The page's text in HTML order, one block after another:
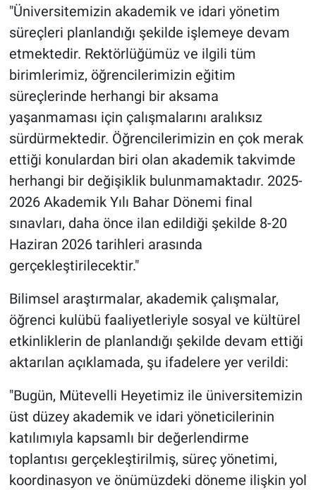
"Üniversitemizin akademik ve idari yönetim
süreçleri planlandığı şekilde işlemeye devam
etmektedir. Rektörlüğümüz ve ilgili tüm
birimlerimiz, öğrencilerimizin eğitim
süreçlerinde herhangi bir aksama
yaşanmaması için çalışmalarını aralıksız
sürdürmektedir. Öğrencilerimizin en çok merak
ettiği konulardan biri olan akademik takvimde
herhangi bir değişiklik bulunmamaktadır. 2025-
2026 Akademik Yılı Bahar Dönemi final
sınavları, daha önce ilan edildiği şekilde 8-20
Haziran 2026 tarihleri arasında
gerçekleştirilecektir."
Bilimsel araştırmalar, akademik çalışmalar,
öğrenci kulübü faaliyetleriyle sosyal ve kültürel
etkinliklerin de planlandığı şekilde devam ettiği
aktarılan açıklamada, şu ifadelere yer verildi:
"Bugün, Mütevelli Heyetimiz ile üniversitemizin
üst düzey akademik ve idari yöneticilerinin
katılımıyla kapsamlı bir değerlendirme
toplantısı gerçekleştirilmiş, süreç yönetimi,
koordinasyon ve önümüzdeki döneme ilişkin yol